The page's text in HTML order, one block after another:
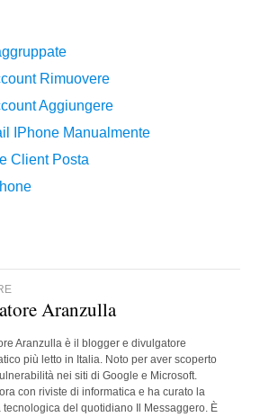
Aranzulla
Aranzulla è il blogger e divulgatore
più letto in Italia. Noto per aver scoperto
nei siti di Google e Microsoft.
con riviste di informatica e ha curato la
tecnologica del quotidiano Il Messaggero. È